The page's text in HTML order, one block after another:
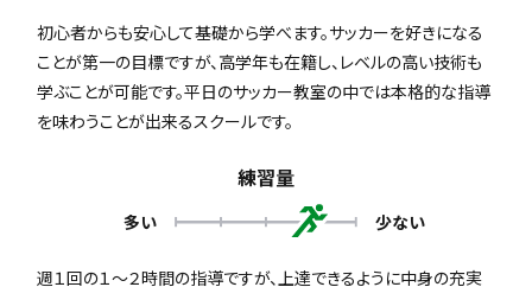
初心者からも安心して基礎から学べます。サッカーを好きになる
ことが第一の目標ですが、高学年も在籍し、レベルの高い技術も
学ぶことが可能です。平日のサッカー教室の中では本格的な指導
を味わうことが出来るスクールです。
練習量
多い 少ない
週１回の１～２時間の指導ですが、上達できるように中身の充実